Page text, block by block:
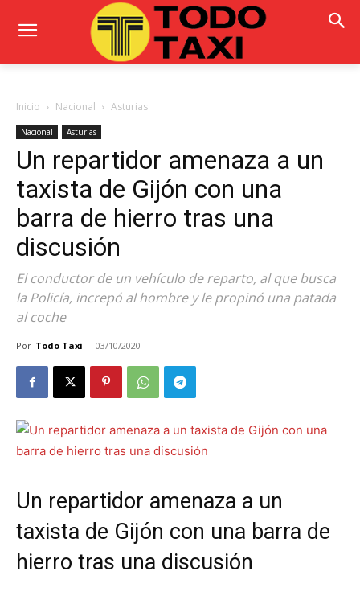
Inicio Nacional Asturias
Nacional Asturias
Un repartidor amenaza a un
taxista de Gijón con una
barra de hierro tras una
discusión
El conductor de un vehículo de reparto, al que busca
la Policía, increpó al hombre y le propinó una patada
al coche
Por Todo Taxi - 03/10/2020
Un repartidor amenaza a un
taxista de Gijón con una barra de
hierro tras una discusión